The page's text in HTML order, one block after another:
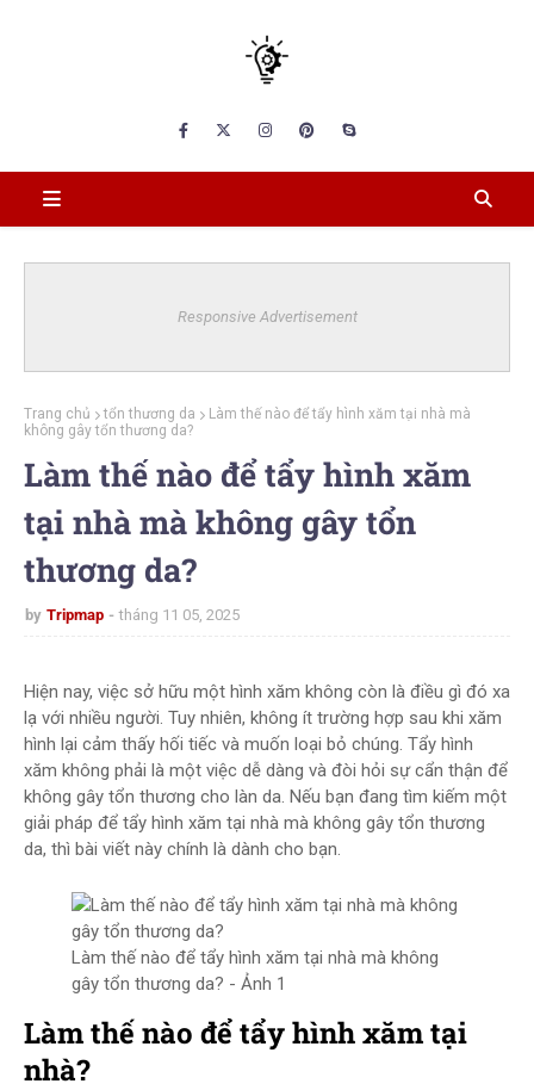
Responsive Advertisement
Trang chủ tổn thương da
Làm thế nào để tẩy hình xăm tại nhà mà
không gây tổn thương da?
Làm thế nào để tẩy hình xăm
tại nhà mà không gây tổn
thương da?
by Tripmap tháng 11 05, 2025
Hiện nay, việc sở hữu một hình xăm không còn là điều gì đó xa
lạ với nhiều người. Tuy nhiên, không ít trường hợp sau khi xăm
hình lại cảm thấy hối tiếc và muốn loại bỏ chúng. Tẩy hình
xăm không phải là một việc dễ dàng và đòi hỏi sự cẩn thận để
không gây tổn thương cho làn da. Nếu bạn đang tìm kiếm một
giải pháp để tẩy hình xăm tại nhà mà không gây tổn thương
da, thì bài viết này chính là dành cho bạn.
Làm thế nào để tẩy hình xăm tại nhà mà không
gây tổn thương da? - Ảnh 1
Làm thế nào để tẩy hình xăm tại
nhà?